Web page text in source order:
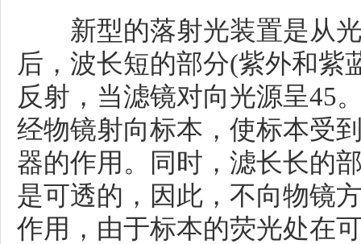
新型的落射光装置是从光
后，波长短的部分(紫外和紫
反射，当滤镜对向光源呈45
经物镜射向标本，使标本受
器的作用。同时，滤长长的
是可透的，因此，不向物镜
作用，由于标本的荧光处在